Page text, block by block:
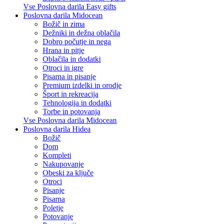
Vse Poslovna darila Easy gifts
Poslovna darila Midocean
Božič in zima
Dežniki in dežna oblačila
Dobro počutje in nega
Hrana in pitje
Oblačila in dodatki
Otroci in igre
Pisarna in pisanje
Premium izdelki in orodje
Šport in rekreacija
Tehnologija in dodatki
Torbe in potovanja
Vse Poslovna darila Midocean
Poslovna darila Hidea
Božič
Dom
Kompleti
Nakupovanje
Obeski za ključe
Otroci
Pisanje
Pisarna
Poletje
Potovanje